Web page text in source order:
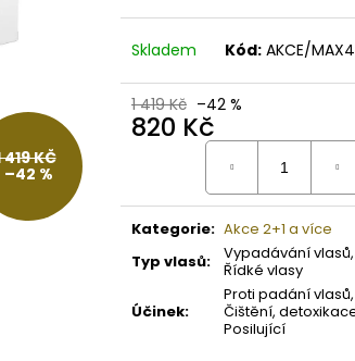
Skladem Kód: AKCE/
1 419 Kč –42 %
820 Kč
Kategorie: Akce 2+1 a více
Typ vlasů:
Vypadávání vlasů,
Řídké vlasy
Účinek:
Proti padání vlasů,
Čištění,
Posilující
419 KČ
–42 %